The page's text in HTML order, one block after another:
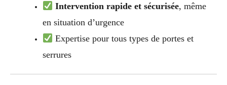
Intervention rapide et sécurisée, même
en situation d’urgence
Expertise pour tous types de portes et
serrures